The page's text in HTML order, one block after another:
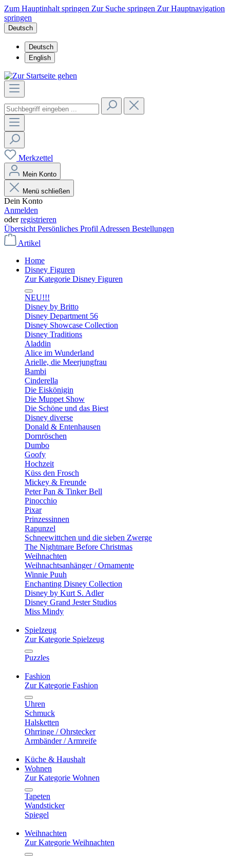
Zum Hauptinhalt springen Zur Suche springen Zur Hauptnavigation
springen
Deutsch
Deutsch
English
Merkzettel
Mein Konto
Menü schließen
Dein Konto
Anmelden
oderregistrieren
Übersicht Persönliches Profil Adressen Bestellungen
Artikel
Home
Disney Figuren
Zur Kategorie Disney Figuren
NEU!!!
Disney by Britto
Disney Department 56
Disney Showcase Collection
Disney Traditions
Aladdin
Alice im Wunderland
Arielle, die Meerjungfrau
Bambi
Cinderella
Die Eiskönigin
Die Muppet Show
Die Schöne und das Biest
Disney diverse
Donald & Entenhausen
Dornröschen
Dumbo
Goofy
Hochzeit
Küss den Frosch
Mickey & Freunde
Peter Pan & Tinker Bell
Pinocchio
Pixar
Prinzessinnen
Rapunzel
Schneewittchen und die sieben Zwerge
The Nightmare Before Christmas
Weihnachten
Weihnachtsanhänger / Ornamente
Winnie Puuh
Enchanting Disney Collection
Disney by Kurt S. Adler
Disney Grand Jester Studios
Miss Mindy
Spielzeug
Zur Kategorie Spielzeug
Puzzles
Fashion
Zur Kategorie Fashion
Uhren
Schmuck
Halsketten
Ohrringe / Ohrstecker
Armbänder / Armreife
Küche & Haushalt
Wohnen
Zur Kategorie Wohnen
Tapeten
Wandsticker
Spiegel
Weihnachten
Zur Kategorie Weihnachten